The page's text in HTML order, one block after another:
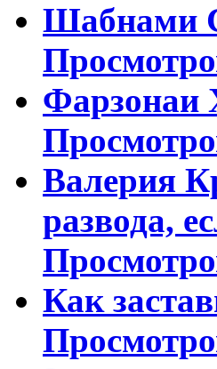
Шабнами
Фарзонаи
Валерия
развода,
Как